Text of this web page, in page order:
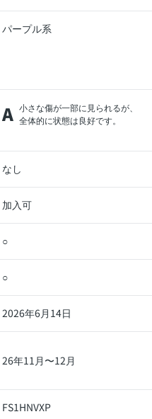
パープル系
A 小さな傷が一部に見られるが、
全体的に状態は良好です。
なし
加入可
○
○
2026年6月14日
26年11月〜12月
FS1HNVXP